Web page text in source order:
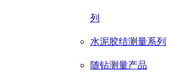
列
水泥胶结测量系列
随钻测量产品